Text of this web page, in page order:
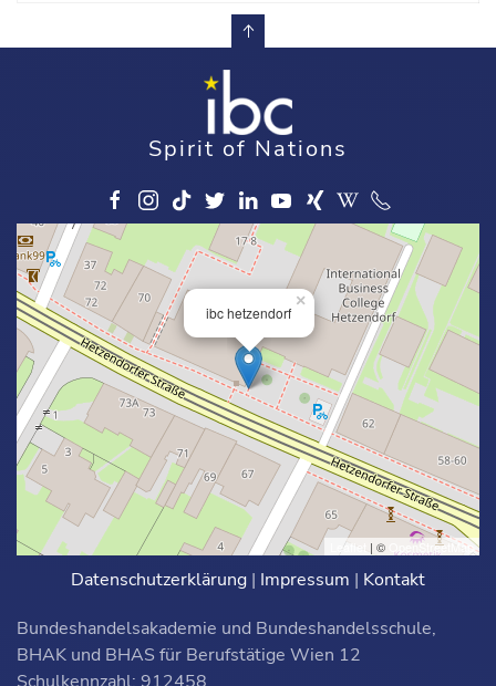
Spirit of Nations
ibc hetzendorf
×
Leaflet | © OpenStreetMap
Datenschutzerklärung | Impressum | Kontakt
Bundeshandelsakademie und Bundeshandelsschule,
BHAK und BHAS für Berufstätige Wien 12